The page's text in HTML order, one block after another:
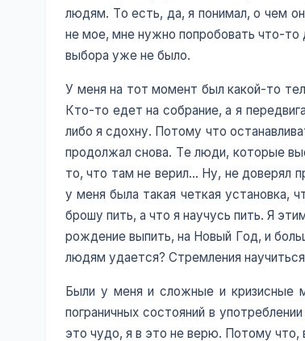
людям. То есть, да, я понимал, о чем
не мое, мне нужно попробовать что-то
выбора уже не было.
У меня на тот момент был какой-то
Кто-то едет на собрание, а я
либо я сдохну. Потому что
продолжал снова. Те люди, которые
то, что там не верил… Ну, не доверял
у меня была такая четкая установка,
брошу пить, а что я научусь пить. Я
рождение выпить, на Новый Год, и
людям удается? Стремления научиться
Были у меня и сложные и кризисные
пограничных состояний в
это чудо, я в это не верю. Потому что,